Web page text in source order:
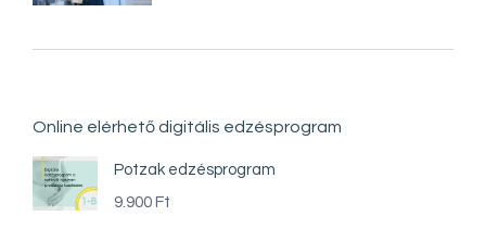
Online elérhető digitális edzésprogram
Potzak edzésprogram
9.900 Ft